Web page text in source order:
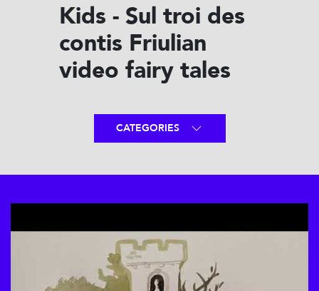
Kids - Sul troi des
contis Friulian
video fairy tales
CATEGORIES